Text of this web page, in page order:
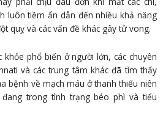
luôn tiềm ẩn dẫn đến nhiều khả năng
quỵ và các vấn đề khác gây tử vong.
phổ biến ở người lớn, các chuyên
và các trung tâm khác đã tìm thấy
bệnh về mạch máu ở thanh thiếu niên
trong tình trạng béo phì và tiểu